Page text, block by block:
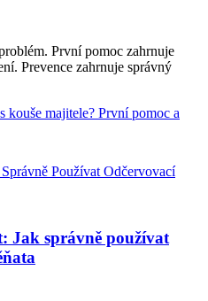
První pomoc zahrnuje
Prevence zahrnuje správný
kouše majitele? První pomoc a
Jak správně používat